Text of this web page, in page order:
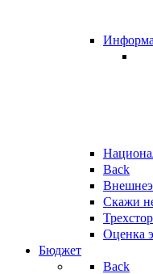
Back
Скажи
Оценка
Бюджет
Back